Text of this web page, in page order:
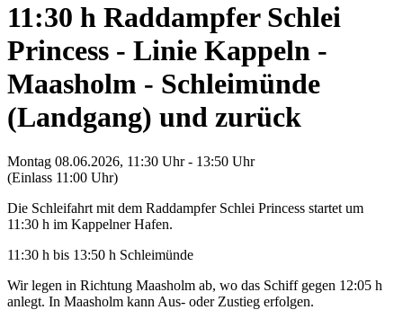
11:30 h Raddampfer Schlei
Princess - Linie Kappeln -
Maasholm - Schleimünde
(Landgang) und zurück
Montag 08.06.2026, 11:30 Uhr - 13:50 Uhr
(Einlass 11:00 Uhr)
Die Schleifahrt mit dem Raddampfer Schlei Princess startet um
11:30 h im Kappelner Hafen.
11:30 h bis 13:50 h Schleimünde
Wir legen in Richtung Maasholm ab, wo das Schiff gegen 12:05 h
anlegt. In Maasholm kann Aus- oder Zustieg erfolgen.